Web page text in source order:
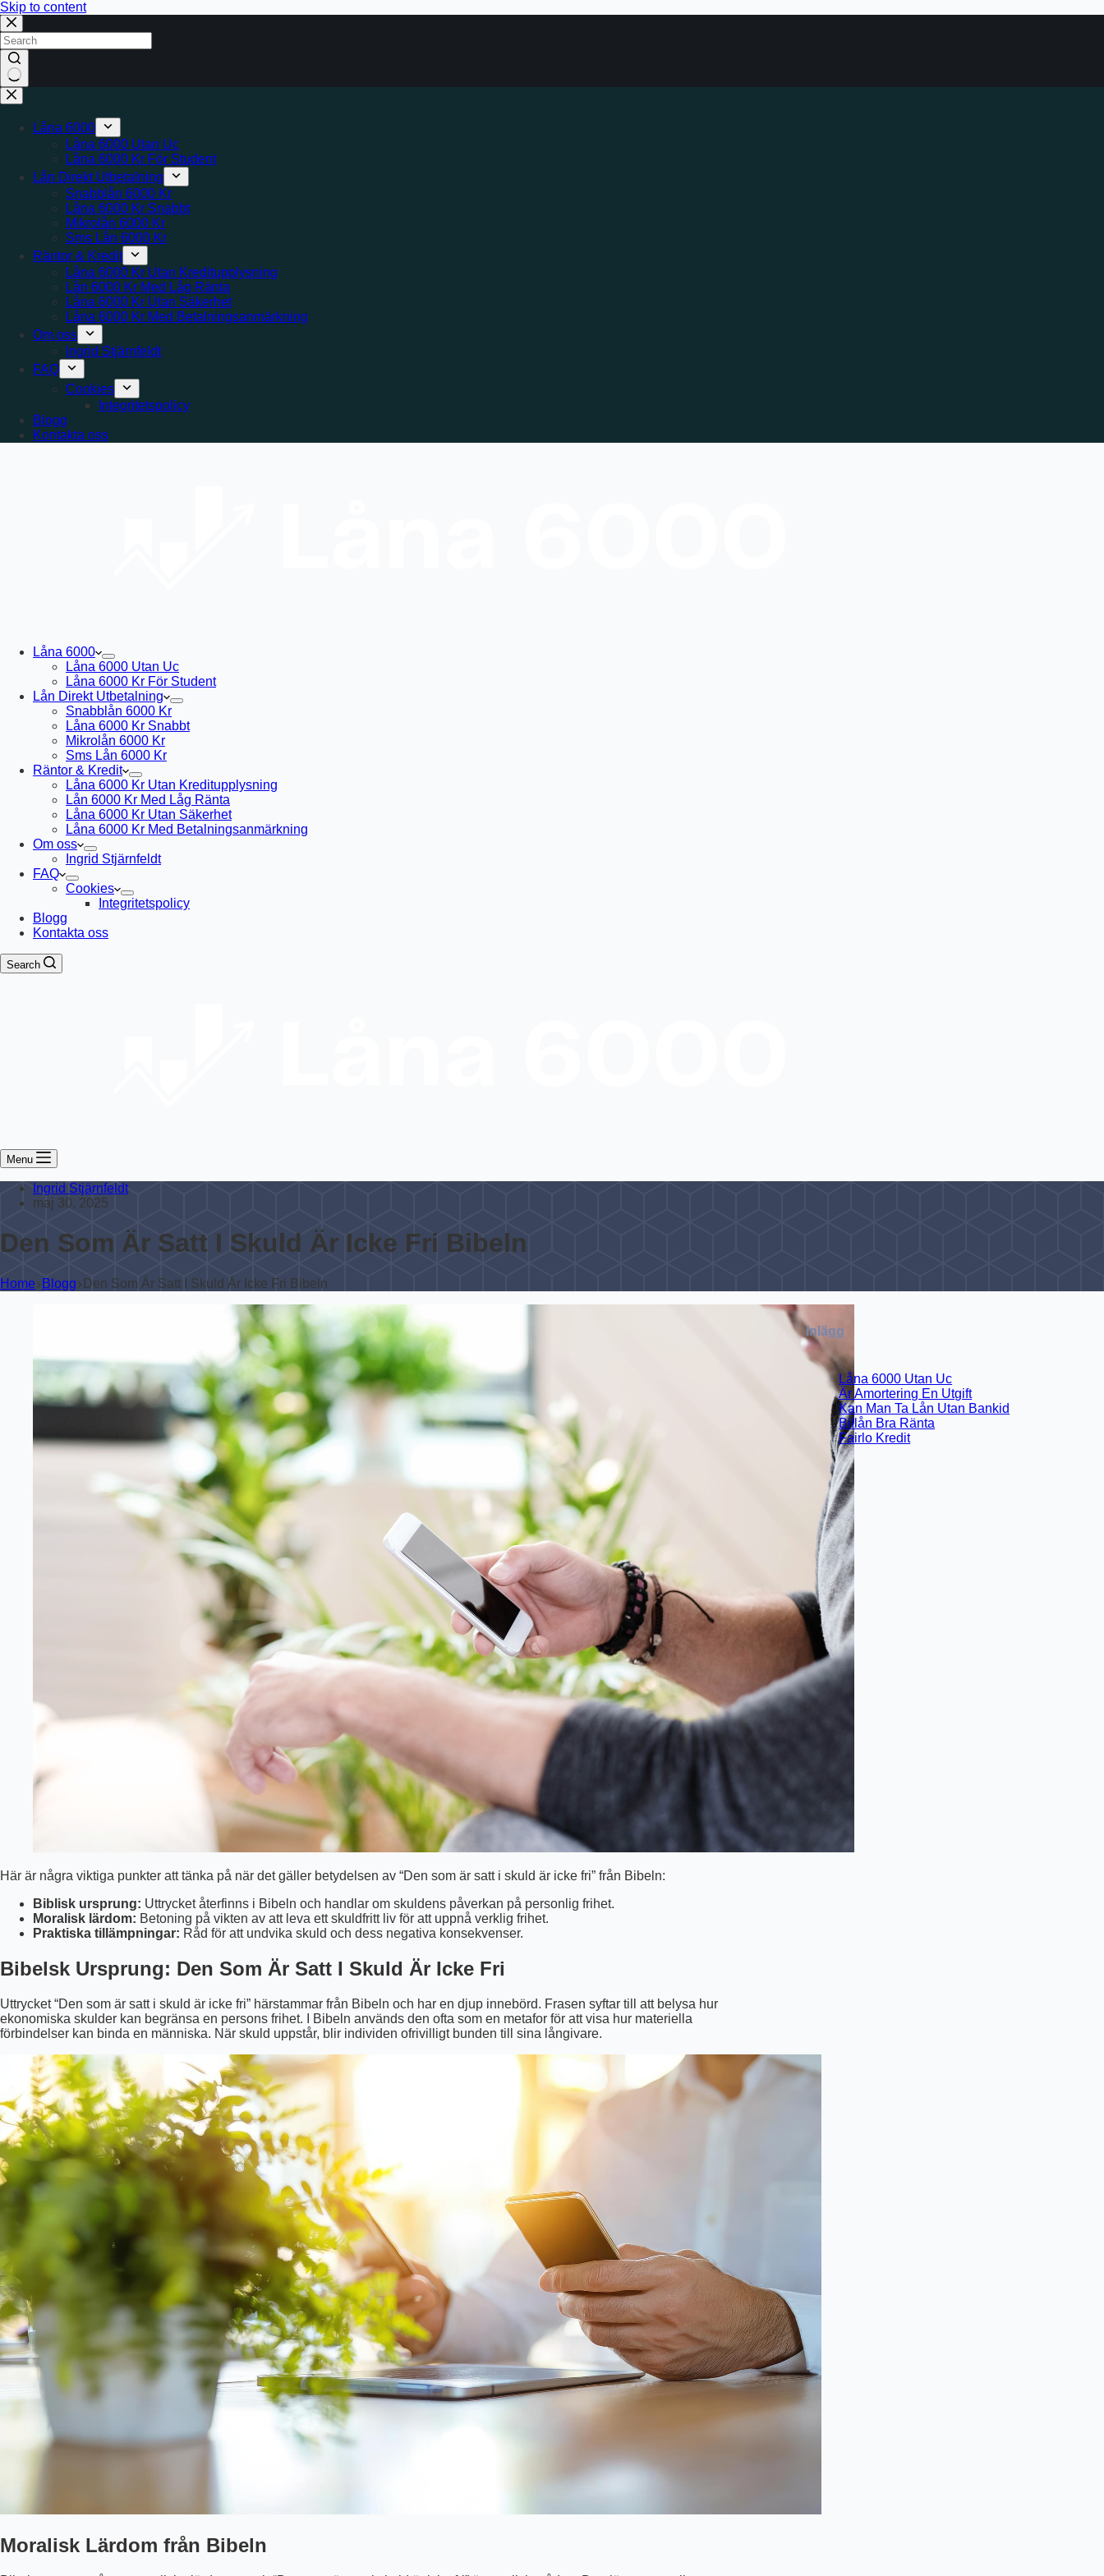
Skip to content
No
results
Låna 6000
Låna 6000 Utan Uc
Låna 6000 Kr För Student
Lån Direkt Utbetalning
Snabblån 6000 Kr
Låna 6000 Kr Snabbt
Mikrolån 6000 Kr
Sms Lån 6000 Kr
Räntor & Kredit
Låna 6000 Kr Utan Kreditupplysning
Lån 6000 Kr Med Låg Ränta
Låna 6000 Kr Utan Säkerhet
Låna 6000 Kr Med Betalningsanmärkning
Om oss
Ingrid Stjärnfeldt
FAQ
Cookies
Integritetspolicy
Blogg
Kontakta oss
Låna 6000
Låna 6000 Utan Uc
Låna 6000 Kr För Student
Lån Direkt Utbetalning
Snabblån 6000 Kr
Låna 6000 Kr Snabbt
Mikrolån 6000 Kr
Sms Lån 6000 Kr
Räntor & Kredit
Låna 6000 Kr Utan Kreditupplysning
Lån 6000 Kr Med Låg Ränta
Låna 6000 Kr Utan Säkerhet
Låna 6000 Kr Med Betalningsanmärkning
Om oss
Ingrid Stjärnfeldt
FAQ
Cookies
Integritetspolicy
Blogg
Kontakta oss
Search
Menu
Ingrid Stjärnfeldt
maj 30, 2025
Den Som Är Satt I Skuld Är Icke Fri Bibeln
Home Blogg Den Som Är Satt I Skuld Är Icke Fri Bibeln
Här är några viktiga punkter att tänka på när det gäller betydelsen av “Den som är satt i skuld är icke fri” från Bibeln:
Biblisk ursprung: Uttrycket återfinns i Bibeln och handlar om skuldens påverkan på personlig frihet.
Moralisk lärdom: Betoning på vikten av att leva ett skuldfritt liv för att uppnå verklig frihet.
Praktiska tillämpningar: Råd för att undvika skuld och dess negativa konsekvenser.
Bibelsk Ursprung: Den Som Är Satt I Skuld Är Icke Fri
Uttrycket “Den som är satt i skuld är icke fri” härstammar från Bibeln och har en djup innebörd. Frasen syftar till att belysa hur
ekonomiska skulder kan begränsa en persons frihet. I Bibeln används den ofta som en metafor för att visa hur materiella
förbindelser kan binda en människa. När skuld uppstår, blir individen ofrivilligt bunden till sina långivare.
Moralisk Lärdom från Bibeln
Inlägg
Låna 6000 Utan Uc
Är Amortering En Utgift
Kan Man Ta Lån Utan Bankid
Billån Bra Ränta
Fairlo Kredit